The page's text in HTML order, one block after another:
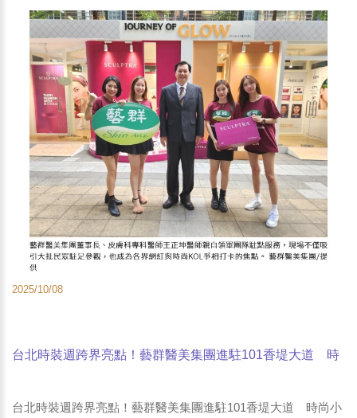
2025/10/08
台北時裝週跨界亮點！藝群醫美集團進駐101香堤大道 時
台北時裝週跨界亮點！藝群醫美集團進駐101香堤大道 時尚小